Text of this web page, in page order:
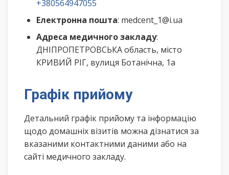
+380564947055
Електронна пошта: medcent_1@i.ua
Адреса медичного закладу:
ДНІПРОПЕТРОВСЬКА область, місто
КРИВИЙ РІГ, вулиця Ботанічна, 1а
Графік прийому
Детальний графік прийому та інформацію
щодо домашніх візитів можна дізнатися за
вказаними контактними даними або на
сайті медичного закладу.